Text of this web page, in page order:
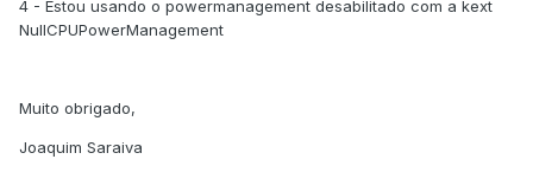
4 - Estou usando o powermanagement desabilitado com a kext
NullCPUPowerManagement
Muito obrigado,
Joaquim Saraiva